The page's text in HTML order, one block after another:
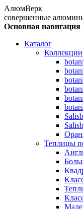
АлюмВерк
совершенные
Основная навигация
Каталог
Теплицы